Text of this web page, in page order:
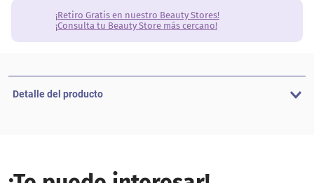
¡Retiro Gratis en nuestro Beauty Stores!
¡Consulta tu Beauty Store más cercano!
Detalle del producto